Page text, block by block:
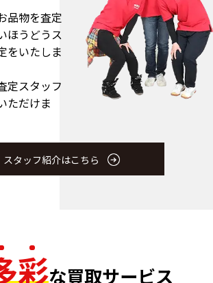
品物を査定
ほうどうス
をいたしま
定スタッフ
ただけま
スタッフ紹介はこちら
彩な買取サービス